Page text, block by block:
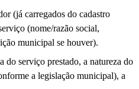
(já carregados do cadastro
(nome/razão social,
municipal se houver).
do serviço prestado, a natureza do
a legislação municipal), a